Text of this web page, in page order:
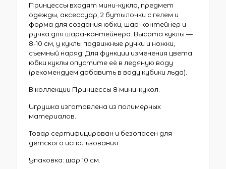
Принцессы входят мини-кукла, предмет
одежды, аксессуар, 2 бутылочки с гелем и
форма для создания юбки, шар-контейнер и
ручка для шара-контейнера. Высота куклы —
8-10 см, у куклы подвижные ручки и ножки,
съемный наряд. Для функции изменения цвета
юбки куклы опустите её в ледяную воду
(рекомендуем добавить в воду кубики льда).
В коллекции Принцессы 8 мини-кукол.
Игрушка изготовлена из полимерных
материалов.
Товар сертифицирован и безопасен для
детского использования.
Упаковка: шар 10 см.